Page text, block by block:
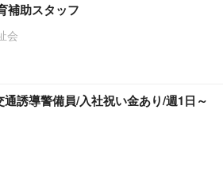
補助スタッフ
会
誘導警備員/入社祝い金あり/週1日～